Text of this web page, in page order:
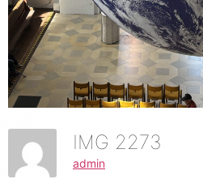
IMG 2273
admin